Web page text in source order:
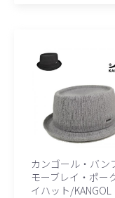
カンゴール・バン
モーブレイ・ポー
イハット/KANGOL